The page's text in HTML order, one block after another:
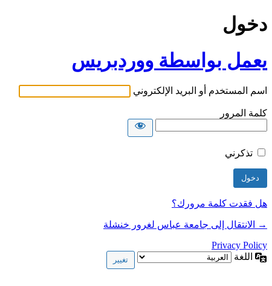
دخول
يعمل بواسطة ووردبريس
اسم المستخدم أو البريد الإلكتروني
كلمة المرور
تذكرني
هل فقدت كلمة مرورك؟
→ الانتقال إلى جامعة عباس لغرور خنشلة
Privacy Policy
اللغة